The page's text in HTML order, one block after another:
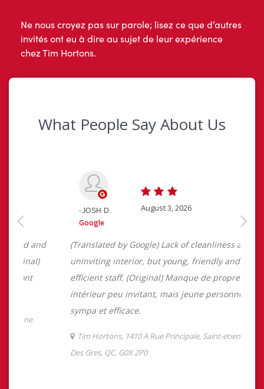
Ne nous croyez pas sur parole; lisez ce que d’autres
invités ont eu à dire au sujet de leur expérience
chez Tim Hortons.